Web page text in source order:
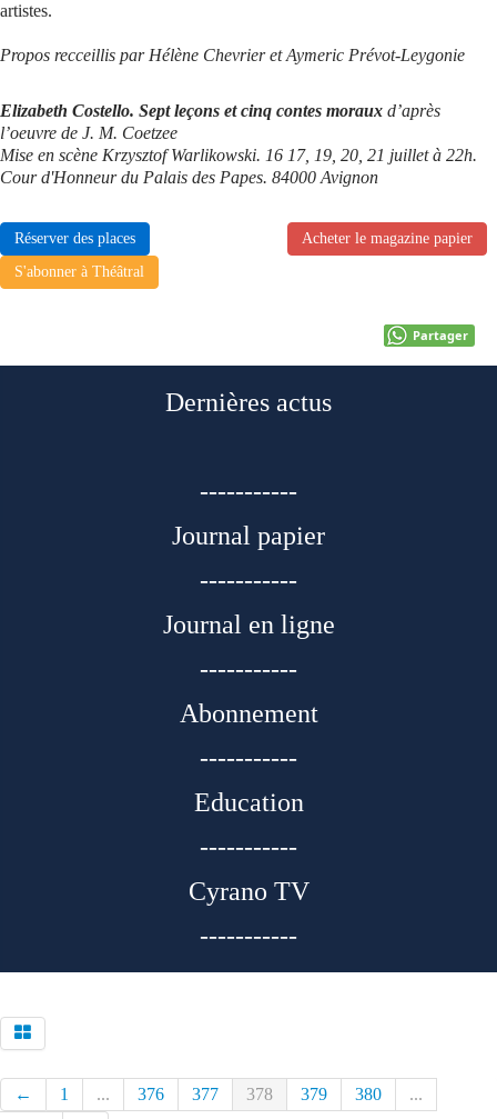
artistes.
Propos recceillis par Hélène Chevrier et Aymeric Prévot-Leygonie
Elizabeth Costello. Sept leçons et cinq contes moraux d’après
l’oeuvre de J. M. Coetzee
Mise en scène Krzysztof Warlikowski. 16 17, 19, 20, 21 juillet à 22h.
Cour d'Honneur du Palais des Papes. 84000 Avignon
Réserver des places
Acheter le magazine papier
S'abonner à Théâtral
Partager
Dernières actus
-----------
Journal papier
-----------
Journal en ligne
-----------
Abonnement
-----------
Education
-----------
Cyrano TV
-----------
← 1 ... 376 377 378 379 380
...